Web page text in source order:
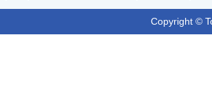
Copyright ©